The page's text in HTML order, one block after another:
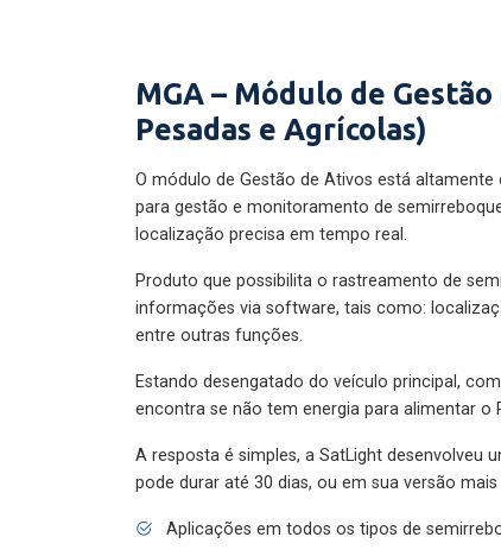
MGA – Módulo de
Pesadas e Agrícolas)
O módulo de Gestão de Ativos está
para gestão e monitoramento de
localização precisa em tempo real.
Produto que possibilita o rastreamento de
informações via software, tais como:
entre outras funções.
Estando desengatado do veículo principal,
encontra se não tem energia para alimentar o
A resposta é simples, a SatLight desenvolveu
pode durar até 30 dias, ou em sua versão
Aplicações em todos os tipos de